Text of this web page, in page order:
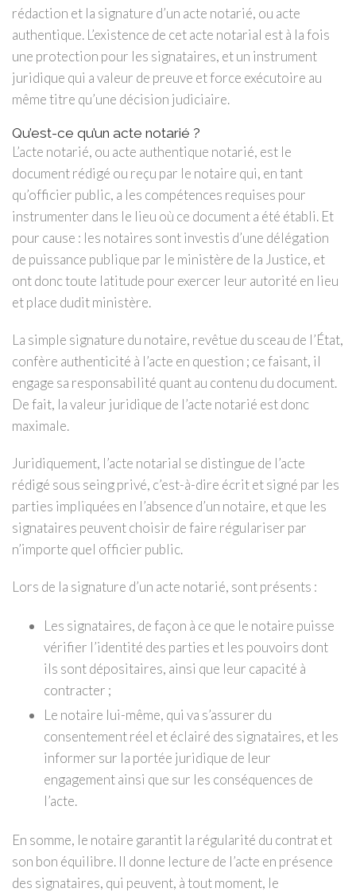
rédaction et la signature d’un acte notarié, ou acte
authentique. L’existence de cet acte notarial est à la fois
une protection pour les signataires, et un instrument
juridique qui a valeur de preuve et force exécutoire au
même titre qu’une décision judiciaire.
Qu’est-ce qu’un acte notarié ?
L’acte notarié, ou acte authentique notarié, est le
document rédigé ou reçu par le notaire qui, en tant
qu’officier public, a les compétences requises pour
instrumenter dans le lieu où ce document a été établi. Et
pour cause : les notaires sont investis d’une délégation
de puissance publique par le ministère de la Justice, et
ont donc toute latitude pour exercer leur autorité en lieu
et place dudit ministère.
La simple signature du notaire, revêtue du sceau de l’État,
confère authenticité à l’acte en question ; ce faisant, il
engage sa responsabilité quant au contenu du document.
De fait, la valeur juridique de l’acte notarié est donc
maximale.
Juridiquement, l’acte notarial se distingue de l’acte
rédigé sous seing privé, c’est-à-dire écrit et signé par les
parties impliquées en l’absence d’un notaire, et que les
signataires peuvent choisir de faire régulariser par
n’importe quel officier public.
Lors de la signature d’un acte notarié, sont présents :
Les signataires, de façon à ce que le notaire puisse
vérifier l’identité des parties et les pouvoirs dont
ils sont dépositaires, ainsi que leur capacité à
contracter ;
Le notaire lui-même, qui va s’assurer du
consentement réel et éclairé des signataires, et les
informer sur la portée juridique de leur
engagement ainsi que sur les conséquences de
l’acte.
En somme, le notaire garantit la régularité du contrat et
son bon équilibre. Il donne lecture de l’acte en présence
des signataires, qui peuvent, à tout moment, le